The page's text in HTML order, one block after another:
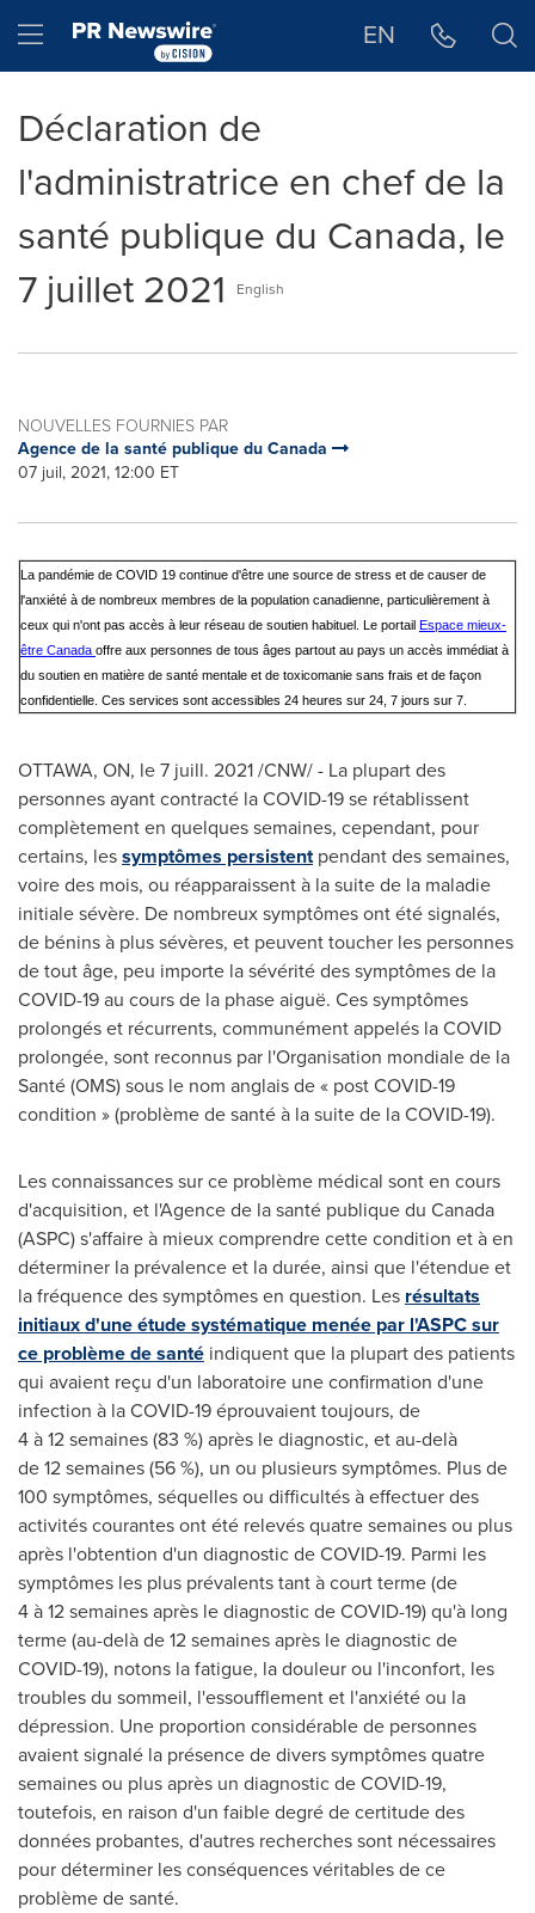
Hamburger menu EN
Déclaration de
l'administratrice en chef de la
santé publique du Canada, le
7 juillet 2021
English
NOUVELLES FOURNIES PAR
Agence de la santé publique du Canada
07 juil, 2021, 12:00 ET
La pandémie de COVID 19 continue d'être une source de stress et de causer de
l'anxiété à de nombreux membres de la population canadienne, particulièrement à
ceux qui n'ont pas accès à leur réseau de soutien habituel. Le portail Espace mieux-
être Canada offre aux personnes de tous âges partout au pays un accès immédiat à
du soutien en matière de santé mentale et de toxicomanie sans frais et de façon
confidentielle. Ces services sont accessibles 24 heures sur 24, 7 jours sur 7.
OTTAWA, ON, le 7 juill. 2021 /CNW/ - La plupart des
personnes ayant contracté la COVID-19 se rétablissent
complètement en quelques semaines, cependant, pour
certains, lessymptômes persistentpendant des semaines,
voire des mois, ou réapparaissent à la suite de la maladie
initiale sévère. De nombreux symptômes ont été signalés,
de bénins à plus sévères, et peuvent toucher les personnes
de tout âge, peu importe la sévérité des symptômes de la
COVID-19 au cours de la phase aiguë. Ces symptômes
prolongés et récurrents, communément appelés la COVID
prolongée, sont reconnus par l'Organisation mondiale de la
Santé (OMS) sous le nom anglais de « post COVID-19
condition » (problème de santé à la suite de la COVID-19).
Les connaissances sur ce problème médical sont en cours
d'acquisition, et l'Agence de la santé publique du Canada
(ASPC) s'affaire à mieux comprendre cette condition et à en
déterminer la prévalence et la durée, ainsi que l'étendue et
la fréquence des symptômes en question. Les résultats
initiaux d'une étude systématique menée par l'ASPC sur
ce problème de santé indiquent que la plupart des patients
qui avaient reçu d'un laboratoire une confirmation d'une
infection à la COVID-19 éprouvaient toujours, de
4 à 12 semaines (83 %) après le diagnostic, et au-delà
de 12 semaines (56 %), un ou plusieurs symptômes. Plus de
100 symptômes, séquelles ou difficultés à effectuer des
activités courantes ont été relevés quatre semaines ou plus
après l'obtention d'un diagnostic de COVID-19. Parmi les
symptômes les plus prévalents tant à court terme (de
4 à 12 semaines après le diagnostic de COVID-19) qu'à long
terme (au-delà de 12 semaines après le diagnostic de
COVID-19), notons la fatigue, la douleur ou l'inconfort, les
troubles du sommeil, l'essoufflement et l'anxiété ou la
dépression. Une proportion considérable de personnes
avaient signalé la présence de divers symptômes quatre
semaines ou plus après un diagnostic de COVID-19,
toutefois, en raison d'un faible degré de certitude des
données probantes, d'autres recherches sont nécessaires
pour déterminer les conséquences véritables de ce
problème de santé.